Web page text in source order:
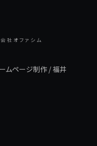
社オファシム
ームページ制作 / 福井